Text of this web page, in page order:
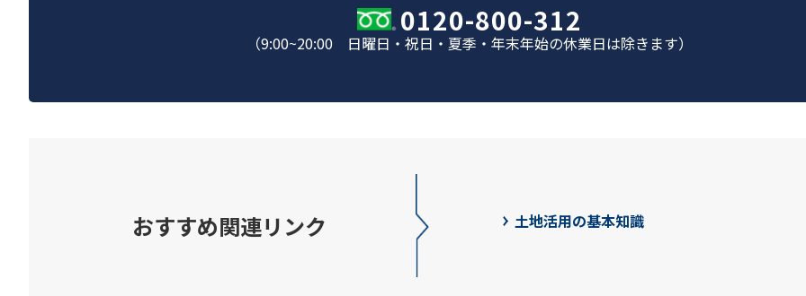
0120-800-312
（9:00~20:00 日曜日・祝日・夏季・年末年始の休業日は除きます）
おすすめ関連リンク 土地活用の基本知識